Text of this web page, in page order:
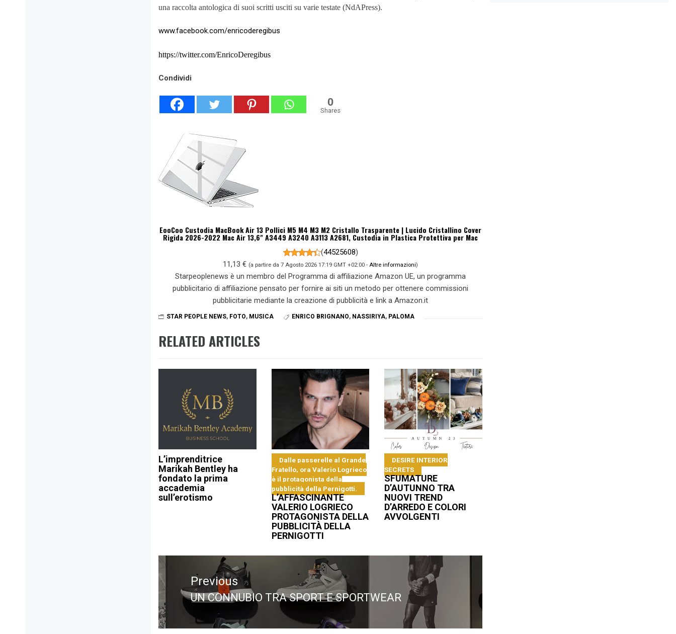
una raccolta antologica di suoi scritti usciti su varie testate (NdAPress).
www.facebook.com/enricoderegibus
https://twitter.com/EnricoDeregibus
Condividi
0
Shares
EooCoo Custodia MacBook Air 13 Pollici M5 M4 M3 M2 Cristallo Trasparente | Lucido Cristallino Cover
Rigida 2026-2022 Mac Air 13,6" A3449 A3240 A3113 A2681, Custodia in Plastica Protettiva per Mac
(44525608)
11,13 € (a partire da 7 Agosto 2026 17:19 GMT +02:00 -Altre informazioni)
Starpeoplenews è un membro del Programma di affiliazione Amazon UE, un programma
pubblicitario di affiliazione pensato per fornire ai siti un metodo per ottenere commissioni
pubblicitarie mediante la creazione di pubblicità e link a Amazon.it
STAR PEOPLE NEWS, FOTO, MUSICA ENRICO BRIGNANO, NASSIRIYA, PALOMA
RELATED ARTICLES
L’imprenditrice
Marikah Bentley ha
fondato la prima
accademia
sull’erotismo
Dalle passerelle al Grande
Fratello, ora Valerio Logrieco
è il protagonista della
pubblicità della Pernigotti.
L’AFFASCINANTE
VALERIO LOGRIECO
PROTAGONISTA DELLA
PUBBLICITÀ DELLA
PERNIGOTTI
DESIRE INTERIOR
SECRETS
SFUMATURE
D’AUTUNNO TRA
NUOVI TREND
D’ARREDO E COLORI
AVVOLGENTI
Navigazione
articoliPrevious
Previous
post:
UN CONNUBIO TRA SPORT E SPORTWEAR